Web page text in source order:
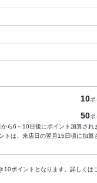
10ポ
50ポ
ら6～10日後にポイント加算され
トは、来店日の翌月15日頃に加算
ポイントとなります。詳しくは